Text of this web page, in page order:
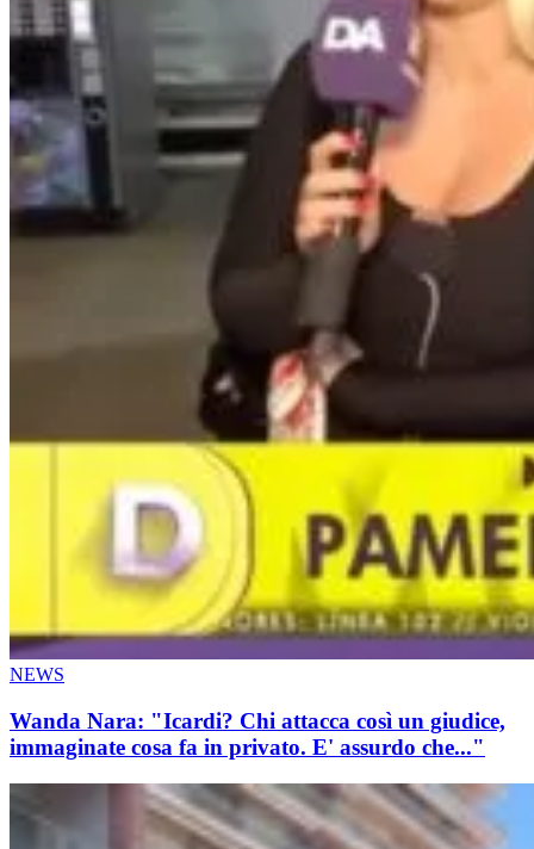
NEWS
Wanda Nara: "Icardi? Chi attacca così un giudice,
immaginate cosa fa in privato. E' assurdo che..."